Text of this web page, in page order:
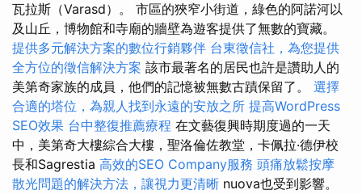
瓦拉斯（Varasd）。 市區的狹窄小街道，綠色的阿諾河以
及山丘，博物館和寺廟的牆壁為遊客提供了無數的寶藏。
提供多元解決方案的數位行銷夥伴 台東徵信社，為您提供
全方位的徵信解決方案 該市最著名的居民也許是讚助人的
美第奇家族的成員，他們的記憶被無數古蹟保留了。 選擇
合適的塔位，為親人找到永遠的安放之所 提高WordPress
SEO效果 台中整復推薦療程 在文藝復興時期度過的一天
中，美第奇大樓綜合大樓，聖洛倫佐教堂，卡佩拉·德伊校
長和Sagrestia 高效的SEO Company服務 頭痛放鬆按摩
散光問題的解決方法，讓視力更清晰 nuova也受到影響。